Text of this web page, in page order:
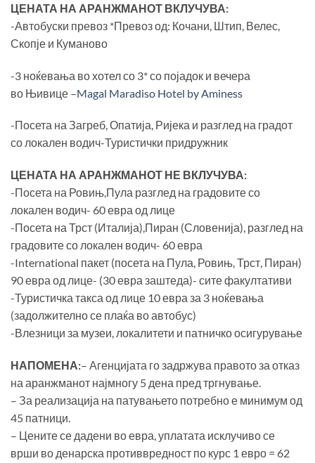
ЦЕНАТА НА АРАНЖМАНОТ ВКЛУЧУВА:
-Автобуски превоз *Превоз од: Кочани, Штип, Велес,
Скопје и Куманово
-3 ноќевања во хотел со 3* со појадок и вечера
во Њивице –Magal Maradiso Hotel by Aminess
-Посета на Загреб, Опатија, Ријека и разглед на градот
со локален водич-Туристички придружник
ЦЕНАТА НА АРАНЖМАНОТ НЕ ВКЛУЧУВА:
-Посета на Ровињ,Пула разглед на градовите со
локален водич- 60 евра од лице
-Посета на Трст (Италија),Пиран (Словенија), разглед на
градовите со локален водич- 60 евра
-International пакет (посета на Пула, Ровињ, Трст, Пиран)
90 евра од лице- (30 евра заштеда)- сите факултативи
-Туристичка такса од лице 10 евра за 3 ноќевања
(задолжително се плаќа во автобус)
-Влезници за музеи, локалитети и патничко осигурување
НАПОМЕНА:– Агенцијата го задржува правото за отказ
на аранжманот најмногу 5 дена пред тргнување.
– За реализација на патувањето потребно е минимум од
45 патници.
– Цените се дадени во евра, уплатата исклучиво се
врши во денарска противвредност по курс 1 евро = 62